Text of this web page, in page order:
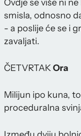
Ovdje se više ni
smisla, odnosno
- a poslije će se i
zavaljati.
ČETVRTAKOra
Milijun ipo kuna,
proceduralna